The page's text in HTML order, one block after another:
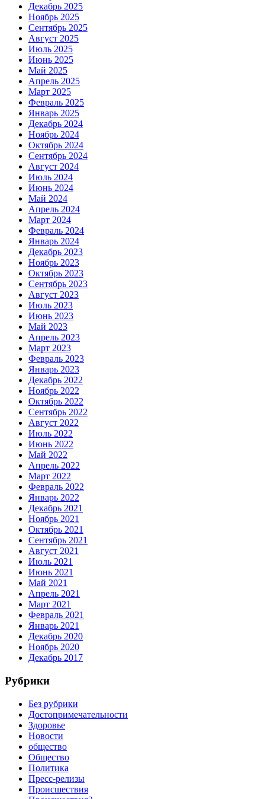
Декабрь 2025
Ноябрь 2025
Сентябрь 2025
Август 2025
Июль 2025
Июнь 2025
Май 2025
Апрель 2025
Март 2025
Февраль 2025
Январь 2025
Декабрь 2024
Ноябрь 2024
Октябрь 2024
Сентябрь 2024
Август 2024
Июль 2024
Июнь 2024
Май 2024
Апрель 2024
Март 2024
Февраль 2024
Январь 2024
Декабрь 2023
Ноябрь 2023
Октябрь 2023
Сентябрь 2023
Август 2023
Июль 2023
Июнь 2023
Май 2023
Апрель 2023
Март 2023
Февраль 2023
Январь 2023
Декабрь 2022
Ноябрь 2022
Октябрь 2022
Сентябрь 2022
Август 2022
Июль 2022
Июнь 2022
Май 2022
Апрель 2022
Март 2022
Февраль 2022
Январь 2022
Декабрь 2021
Ноябрь 2021
Октябрь 2021
Сентябрь 2021
Август 2021
Июль 2021
Июнь 2021
Май 2021
Апрель 2021
Март 2021
Февраль 2021
Январь 2021
Декабрь 2020
Ноябрь 2020
Декабрь 2017
Рубрики
Без рубрики
Достопримечательности
Здоровье
Новости
общество
Общество
Политика
Пресс-релизы
Происшествия